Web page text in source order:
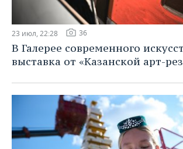
23 июл, 22:28 36
В Галерее современного
выставка от «Казанской арт-